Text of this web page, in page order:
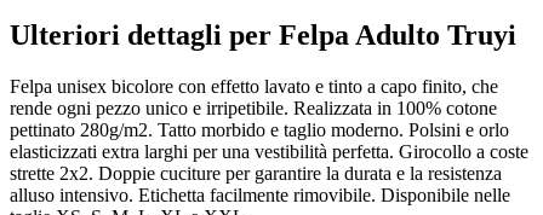
Ulteriori dettagli per Felpa Adulto Truyi
Felpa unisex bicolore con effetto lavato e tinto a capo finito, che
rende ogni pezzo unico e irripetibile. Realizzata in 100% cotone
pettinato 280g/m2. Tatto morbido e taglio moderno. Polsini e orlo
elasticizzati extra larghi per una vestibilità perfetta. Girocollo a coste
strette 2x2. Doppie cuciture per garantire la durata e la resistenza
alluso intensivo. Etichetta facilmente rimovibile. Disponibile nelle